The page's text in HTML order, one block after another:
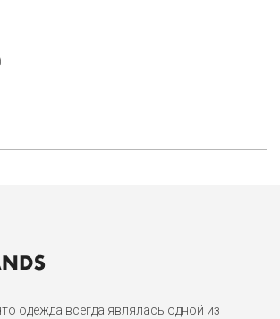
одежда всегда являлась одной из